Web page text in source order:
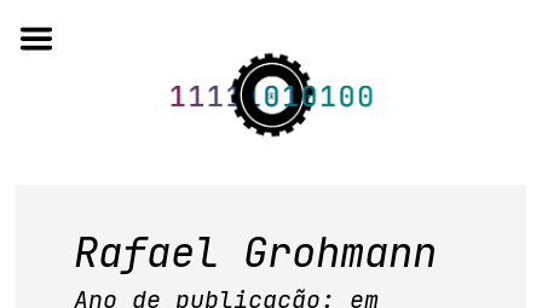
to
Rafael Grohmann
Ano de publicação: em